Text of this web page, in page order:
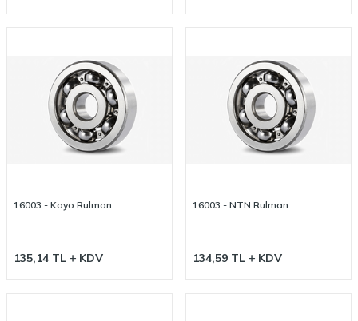
16003 - Koyo Rulman
135,14 TL KDV
16003 - NTN Rulman
134,59 TL KDV